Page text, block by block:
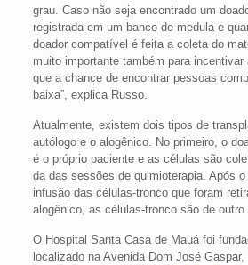
grau. Caso não seja encontrado um
registrada em um banco de medula e
doador compatível é feita a coleta do
muito importante também para
que a chance de encontrar pessoas
baixa”, explica Russo.
Atualmente, existem dois tipos de
autólogo e o alogênico. No primeiro, o
é o próprio paciente e as células são
da das sessões de quimioterapia. Após
infusão das células-tronco que foram
alogênico, as células-tronco são de outro
O Hospital Santa Casa de Mauá foi
localizado na Avenida Dom José